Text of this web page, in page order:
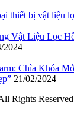
thiết bị vật liệu
Vật Liệu Lọc
2024
Chìa Khóa
21/02/2024
Rights Reserved